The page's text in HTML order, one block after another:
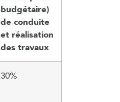
budgétaire)
de conduite
et réalisation
des travaux
30%